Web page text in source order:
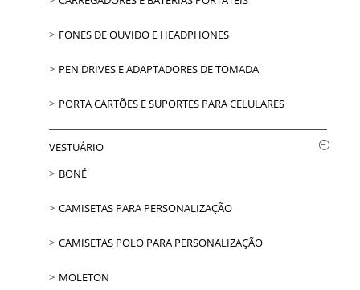
FONES DE OUVIDO E HEADPHONES
PEN DRIVES E ADAPTADORES DE TOMADA
PORTA CARTÕES E SUPORTES PARA CELULARES
VESTUÁRIO
BONÉ
CAMISETAS PARA PERSONALIZAÇÃO
CAMISETAS POLO PARA PERSONALIZAÇÃO
MOLETON